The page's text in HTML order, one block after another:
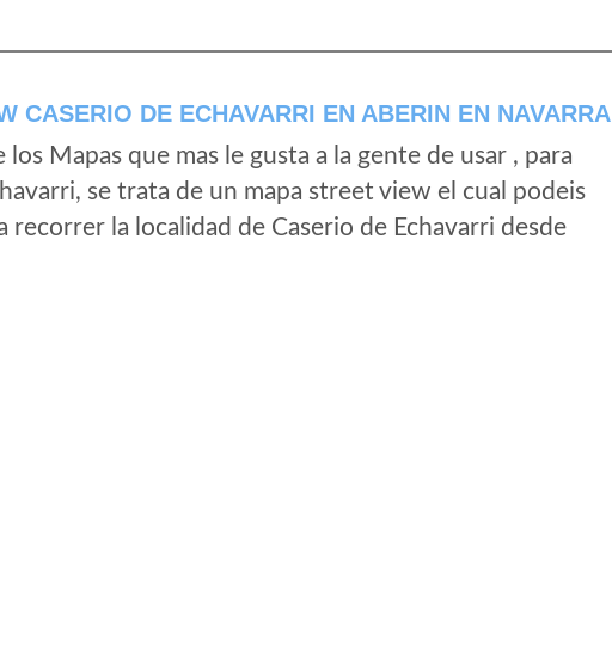
CASERIO DE ECHAVARRI EN ABERIN EN NAVARRA
Mapas que mas le gusta a la gente de usar , para
se trata de un mapa street view el cual podeis
recorrer la localidad de Caserio de Echavarri desde